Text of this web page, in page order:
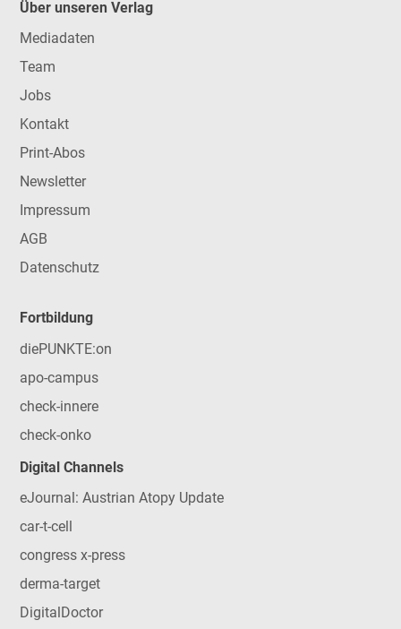
Über unseren Verlag
Mediadaten
Team
Jobs
Kontakt
Print-Abos
Newsletter
Impressum
AGB
Datenschutz
Fortbildung
diePUNKTE:on
apo-campus
check-innere
check-onko
Digital Channels
eJournal: Austrian Atopy Update
car-t-cell
congress x-press
derma-target
DigitalDoctor